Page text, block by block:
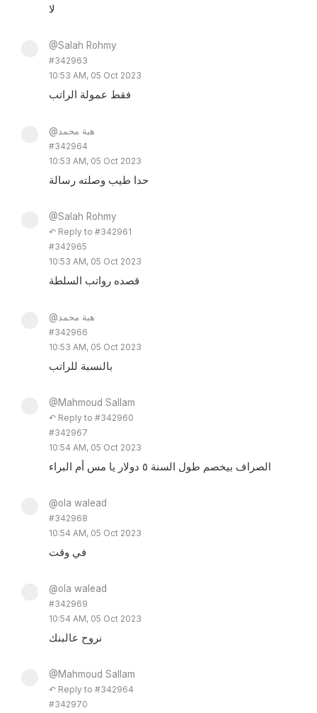
لا
@Salah Rohmy
#342963
10:53 AM, 05 Oct 2023
فقط عمولة الراتب
@هبة محمد
#342964
10:53 AM, 05 Oct 2023
حدا طيب وصلته رسالة
@Salah Rohmy
↶ Reply to #342961
#342965
10:53 AM, 05 Oct 2023
قصده رواتب السلطة
@هبة محمد
#342966
10:53 AM, 05 Oct 2023
بالنسبة للراتب
@Mahmoud Sallam
↶ Reply to #342960
#342967
10:54 AM, 05 Oct 2023
الصراف بيخصم طول السنة ٥ دولار يا مس أم البراء
@ola walead
#342968
10:54 AM, 05 Oct 2023
في وقت
@ola walead
#342969
10:54 AM, 05 Oct 2023
نروح عالبنك
@Mahmoud Sallam
↶ Reply to #342964
#342970